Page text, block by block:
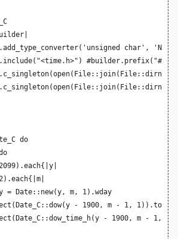
char',
do
= Date::new(y, m, 1).wday
- 1900, m - 1, 1)).to
- 1900, m - 1,